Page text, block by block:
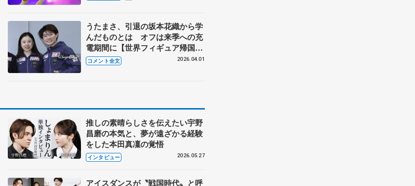
うたまさ、引退の坂本花織から学
んだものとは オフは来季への充
電期間に【世界フィギュア帰国
時】
コメント全文 2026.04.01
推しの素晴らしさを伝えたい宇野
昌磨の本気と、夢が遠ざかる経験
をした本田真凜の覚悟
インタビュー 2026.05.27
アイスダンスが〝戦国時代〟と呼